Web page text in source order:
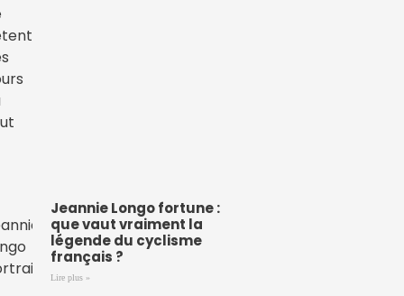
Jeannie Longo fortune :
que vaut vraiment la
légende du cyclisme
français ?
Lire plus »